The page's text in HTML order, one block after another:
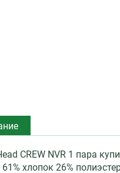
CREW NVR 1 пара
61% хлопок 26%